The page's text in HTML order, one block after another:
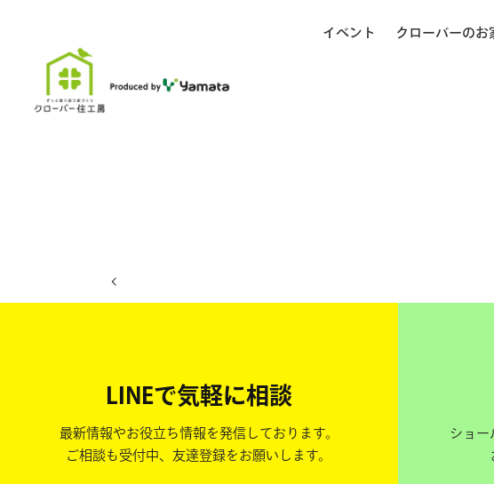
イベント クローバーのお
ホーム イベント日程
LINEで気軽に相談
最新情報やお役立ち情報を発信しております。
ご相談も受付中、友達登録をお願いします。
ショー